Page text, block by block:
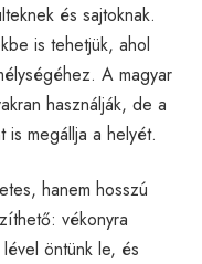
és sajtoknak.
is tehetjük, ahol
A magyar
használják, de a
is megállja a helyét.
hanem hosszú
vékonyra
öntünk le, és